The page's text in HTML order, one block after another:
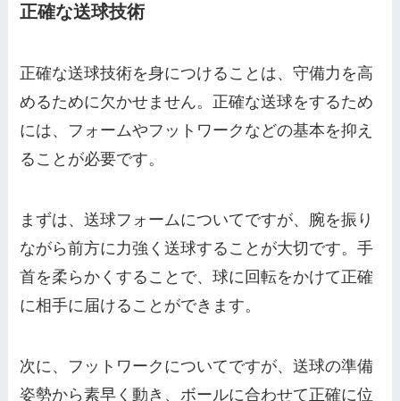
正確な送球技術
正確な送球技術を身につけることは、守備力を高
めるために欠かせません。正確な送球をするため
には、フォームやフットワークなどの基本を抑え
ることが必要です。
まずは、送球フォームについてですが、腕を振り
ながら前方に力強く送球することが大切です。手
首を柔らかくすることで、球に回転をかけて正確
に相手に届けることができます。
次に、フットワークについてですが、送球の準備
姿勢から素早く動き、ボールに合わせて正確に位